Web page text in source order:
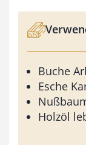
Buche
Esche
Holzöl